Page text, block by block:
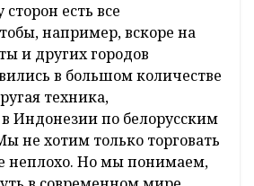
есть все
например, вскоре на
и других городов
в большом количестве
техника,
Индонезии по белорусским
не хотим только торговать
неплохо. Но мы понимаем,